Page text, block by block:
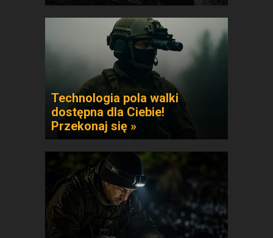
Technologia pola walki
dostępna dla Ciebie!
Przekonaj się »